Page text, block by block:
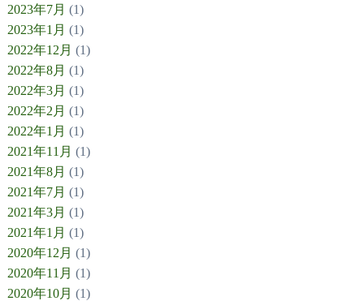
2023年7月 (1)
2023年1月 (1)
2022年12月 (1)
2022年8月 (1)
2022年3月 (1)
2022年2月 (1)
2022年1月 (1)
2021年11月 (1)
2021年8月 (1)
2021年7月 (1)
2021年3月 (1)
2021年1月 (1)
2020年12月 (1)
2020年11月 (1)
2020年10月 (1)